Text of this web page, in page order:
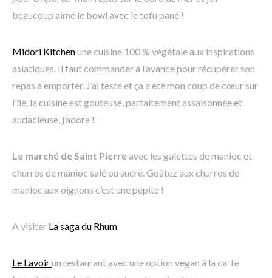
beaucoup aimé le bowl avec le tofu pané !
Midori Kitchenune cuisine 100 % végétale aux inspirations
asiatiques. Il faut commander à l’avance pour récupérer son
repas à emporter. J’ai testé et ça a été mon coup de cœur sur
l’île, la cuisine est gouteuse, parfaitement assaisonnée et
audacieuse, j’adore !
Le marché de Saint Pierreavec les galettes de manioc et
churros de manioc salé ou sucré. Goûtez aux churros de
manioc aux oignons c’est une pépite !
A visiter La saga du Rhum
Le Lavoirun restaurant avec une option vegan à la carte